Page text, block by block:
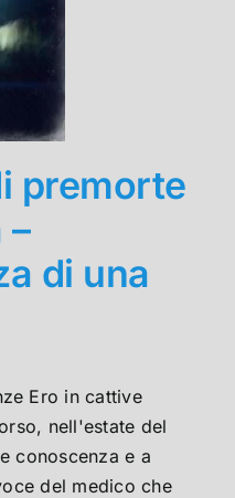
premorte
–
di una
Ero in cattive
nell'estate del
conoscenza e a
del medico che